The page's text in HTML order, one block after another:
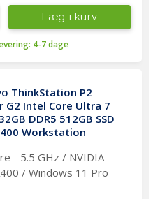
4-7 dage
Læg i kurv
ThinkStation P2
G2 Intel Core Ultra 7
DDR5 512GB SSD
Workstation
- 5.5 GHz / NVIDIA
/ Windows 11 Pro